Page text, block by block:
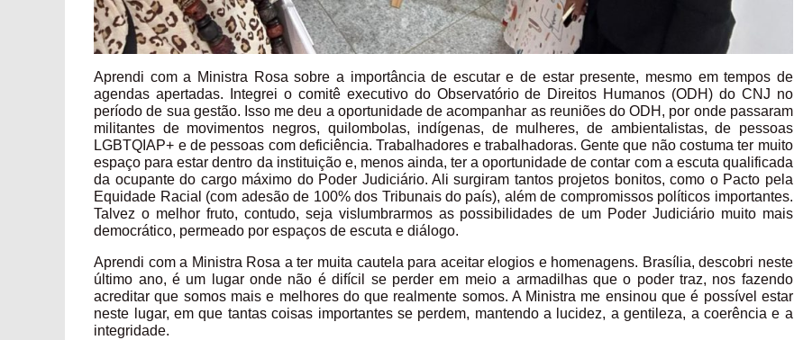
Aprendi com a Ministra Rosa sobre a importância de escutar e de estar presente, mesmo em tempos de
agendas apertadas. Integrei o comitê executivo do Observatório de Direitos Humanos (ODH) do CNJ no
período de sua gestão. Isso me deu a oportunidade de acompanhar as reuniões do ODH, por onde passaram
militantes de movimentos negros, quilombolas, indígenas, de mulheres, de ambientalistas, de pessoas
LGBTQIAP+ e de pessoas com deficiência. Trabalhadores e trabalhadoras. Gente que não costuma ter muito
espaço para estar dentro da instituição e, menos ainda, ter a oportunidade de contar com a escuta qualificada
da ocupante do cargo máximo do Poder Judiciário. Ali surgiram tantos projetos bonitos, como o Pacto pela
Equidade Racial (com adesão de 100% dos Tribunais do país), além de compromissos políticos importantes.
Talvez o melhor fruto, contudo, seja vislumbrarmos as possibilidades de um Poder Judiciário muito mais
democrático, permeado por espaços de escuta e diálogo.
Aprendi com a Ministra Rosa a ter muita cautela para aceitar elogios e homenagens. Brasília, descobri neste
último ano, é um lugar onde não é difícil se perder em meio a armadilhas que o poder traz, nos fazendo
acreditar que somos mais e melhores do que realmente somos. A Ministra me ensinou que é possível estar
neste lugar, em que tantas coisas importantes se perdem, mantendo a lucidez, a gentileza, a coerência e a
integridade.